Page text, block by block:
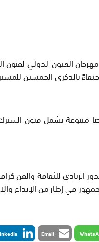
الدورة التاسعة من مهرجان
بالذكرى الخمسين
تشمل فنون
للثقافة والفن
في إطار من الإبداع
Email